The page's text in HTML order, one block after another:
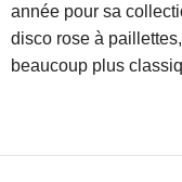
année pour sa
disco rose à
beaucoup plus